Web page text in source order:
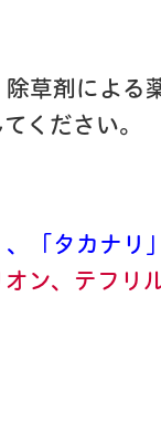
草剤によ
ください。
「タカナリ
ン、テフリ